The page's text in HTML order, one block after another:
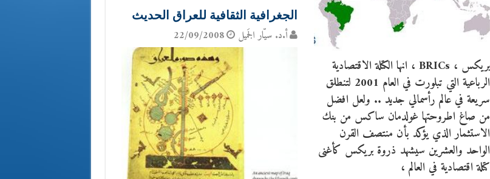
بريكس ، BRICs ، انها الكتلة الاقتصادية
الرباعية التي تبلورت في العام 2001 لتنطلق
سريعة في عالم رأسمالي جديد .. ولعل افضل
من صاغ اطروحتها غولدمان ساكس من بنك
الاستثمار الذي يؤكد بأن منتصف القرن
الواحد والعشرين سيشهد ذروة بريكس كأغنى
كتلة اقتصادية في العالم ،
الجغرافية الثقافية للعراق الحديث
أ.د. سيّار الجَميل 22/09/2008